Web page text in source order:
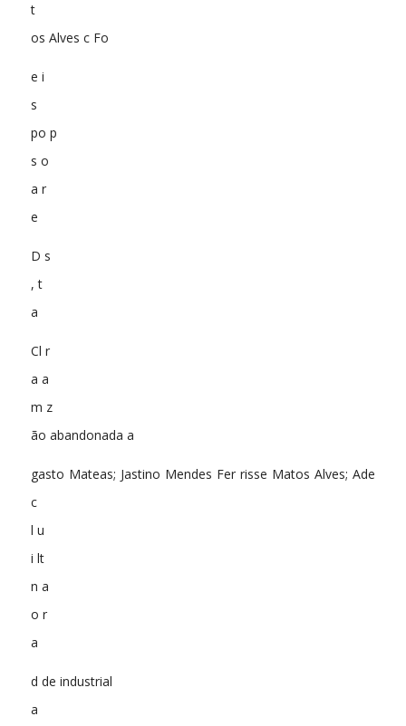
t
os Alves c Fo
e i
s
po p
s o
a r
e
D s
, t
a
Cl r
a a
m z
ão abandonada a
gasto Mateas; Jastino Mendes Fer risse Matos Alves; Ade
c
l u
i lt
n a
o r
a
d de industrial
a